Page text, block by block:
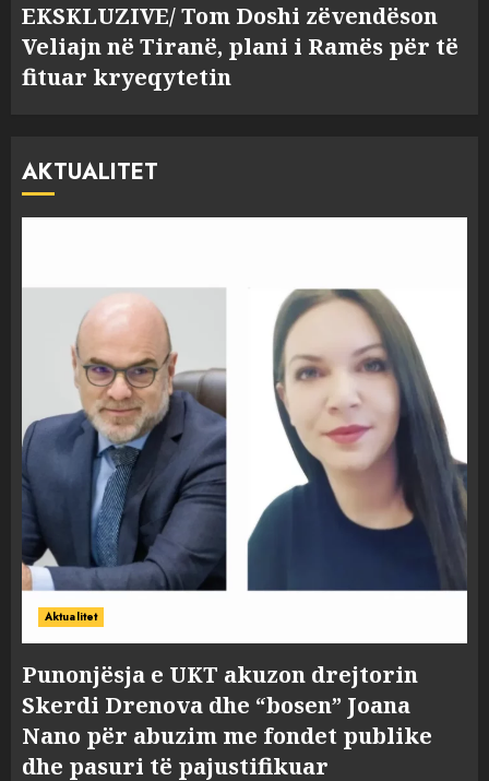
EKSKLUZIVE/ Tom Doshi zëvendëson
Veliajn në Tiranë, plani i Ramës për të
fituar kryeqytetin
AKTUALITET
Aktualitet
Punonjësja e UKT akuzon drejtorin
Skerdi Drenova dhe “bosen” Joana
Nano për abuzim me fondet publike
dhe pasuri të pajustifikuar